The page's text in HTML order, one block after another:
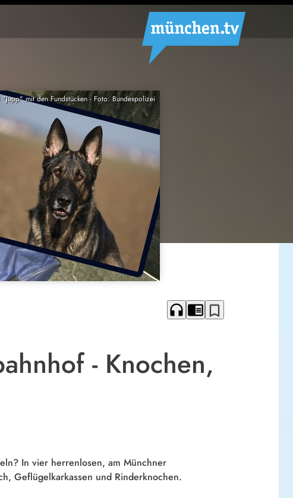
"Jupp" mit den Fundstücken - Foto: Bundespolizei
headphones chrome_reader_mode bookmark_border
- Knochen,
In vier herrenlosen, am Münchner
Geflügelkarkassen und Rinderknochen.